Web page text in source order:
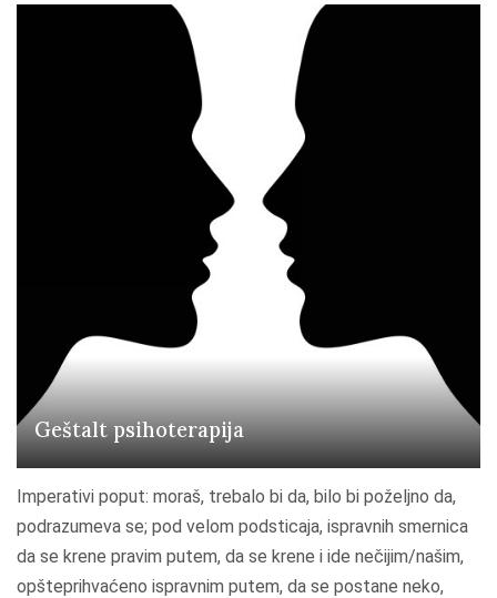
p
i
j
a
"
Geštalt psihoterapija
Imperativi poput: moraš, trebalo bi da, bilo bi poželjno da,
podrazumeva se; pod velom podsticaja, ispravnih smernica
da se krene pravim putem, da se krene i ide nečijim/našim,
opšteprihvaćeno ispravnim putem, da se postane neko,